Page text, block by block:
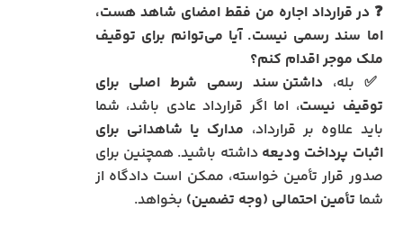
❓در قرارداد اجاره من فقط امضای شاهد هست،
اما سند رسمی نیست. آیا می‌توانم برای توقیف
ملک موجر اقدام کنم؟
✅ بله،داشتن سند رسمی شرط اصلی برای
توقیف نیست، اما اگر قرارداد عادی باشد، شما
باید علاوه بر قرارداد، مدارک یا شاهدانی برای
اثبات پرداخت ودیعه داشته باشید. همچنین برای
صدور قرار تأمین خواسته، ممکن است دادگاه از
شما تأمین احتمالی (وجه تضمین) بخواهد.